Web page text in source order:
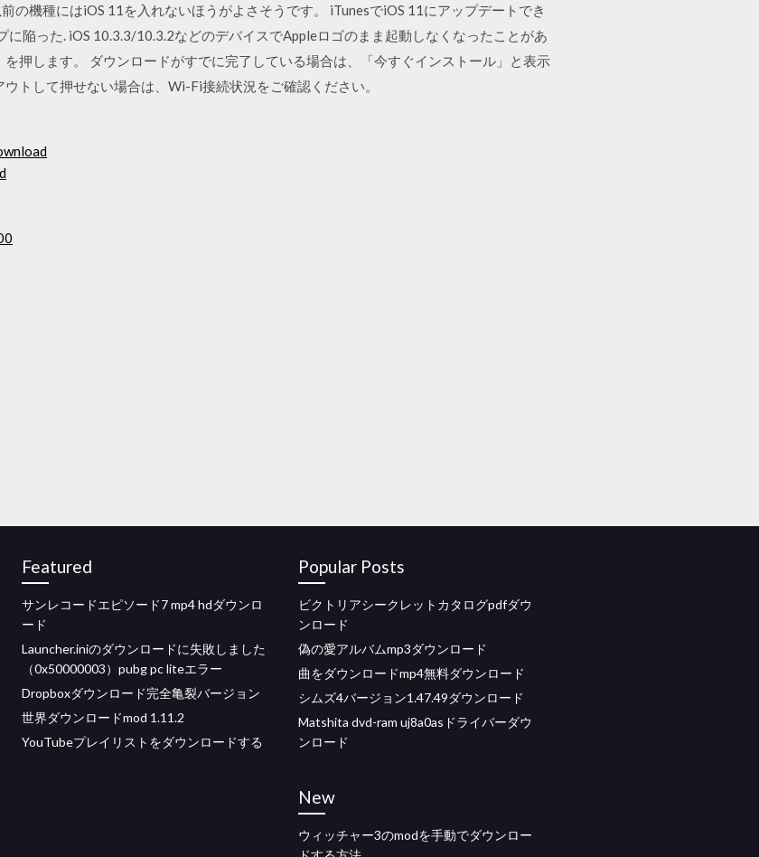
の機種にはiOS 11を入れないほうがよさそうです。 iTunesでiOS 11にアップデートでき
に陥った. iOS 10.3.3/10.3.2などのデバイスでAppleロゴのまま起動しなくなったことがあ
押します。 ダウンロードがすでに完了している場合は、「今すぐインストール」と表示
トして押せない場合は、Wi-Fi接続状況をご確認ください。
Featured
サンレコードエピソード7 mp4 hdダウンロ
ード
Launcher.iniのダウンロードに失敗しました
（0x50000003）pubg pc liteエラー
Dropboxダウンロード完全亀裂バージョン
世界ダウンロードmod 1.11.2
YouTubeプレイリストをダウンロードする
Popular Posts
ビクトリアシークレットカタログpdfダウ
ンロード
偽の愛アルバムmp3ダウンロード
曲をダウンロードmp4無料ダウンロード
シムズ4バージョン1.47.49ダウンロード
Matshita dvd-ram uj8a0asドライバーダウ
ンロード
New
ウィッチャー3のmodを手動でダウンロー